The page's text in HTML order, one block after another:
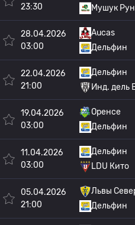
23:30
Мушук
28.04.2026
03:00
Aucas
Дельфин
22.04.2026
21:00
Дельфин
Инд. дель
19.04.2026
03:00
Оренсе
Дельфин
11.04.2026
03:00
Дельфин
LDU Кито
05.04.2026
21:00
Львы
Дельфин